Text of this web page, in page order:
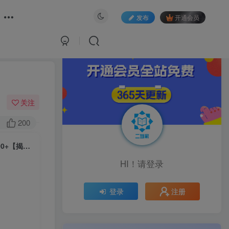
发布 开通会员
关注
200
2023年最暴力项目，旅游业带你年入100万，线上线下双结合轻松日入5000+【揭秘】
HI！请登录
登录 注册